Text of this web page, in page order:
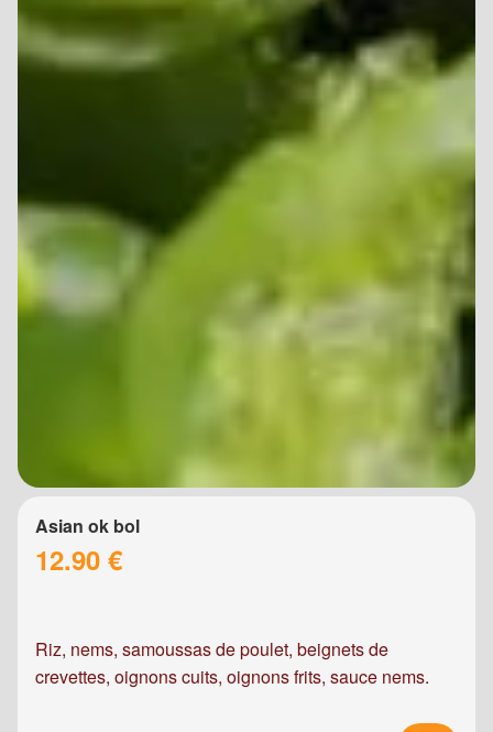
Asian ok bol
12.90 €
Riz, nems, samoussas de poulet, beignets de
crevettes, oignons cuits, oignons frits, sauce nems.